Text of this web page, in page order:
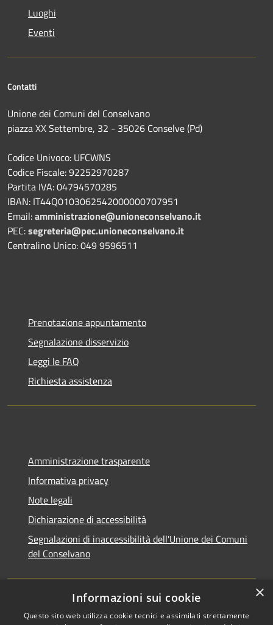
Luoghi
Eventi
Contatti
Unione dei Comuni del Conselvano
piazza XX Settembre, 32 - 35026 Conselve (Pd)
Codice Univoco: UFCWNS
Codice Fiscale: 92252970287
Partita IVA: 04794570285
IBAN: IT44Q0103062542000000707951
Email:amministrazione@unioneconselvano.it
PEC:segreteria@pec.unioneconselvano.it
Centralino Unico: 049 9596511
Prenotazione appuntamento
Segnalazione disservizio
Leggi le FAQ
Richiesta assistenza
Amministrazione trasparente
Informativa privacy
Note legali
Dichiarazione di accessibilità
Segnalazioni di inaccessibilità dell'Unione dei Comuni
del Conselvano
×
Informazioni sui cookie
Questo sito web utilizza cookie tecnici e assimilati strettamente